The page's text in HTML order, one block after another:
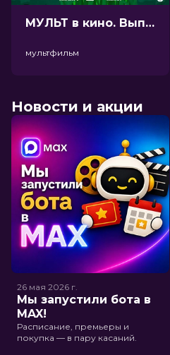
МУЛЬТ в кино. Выпуск №198. Некогда скучать (0+)
мультфильм
Новости и акции
26 мая 2026 г.
Мы запустили бота в
MAX!
Расписание, премьеры и
покупка — в пару касаний.